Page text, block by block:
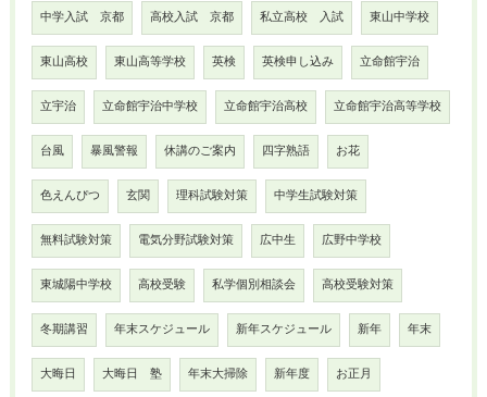
中学入試 京都 高校入試 京都 私立高校 入試 東山中学校
東山高校 東山高等学校 英検 英検申し込み 立命館宇治
立宇治 立命館宇治中学校 立命館宇治高校 立命館宇治高等学校
台風 暴風警報 休講のご案内 四字熟語 お花
色えんぴつ 玄関 理科試験対策 中学生試験対策
無料試験対策 電気分野試験対策 広中生 広野中学校
東城陽中学校 高校受験 私学個別相談会 高校受験対策
冬期講習 年末スケジュール 新年スケジュール 新年 年末
大晦日 大晦日 塾 年末大掃除 新年度 お正月